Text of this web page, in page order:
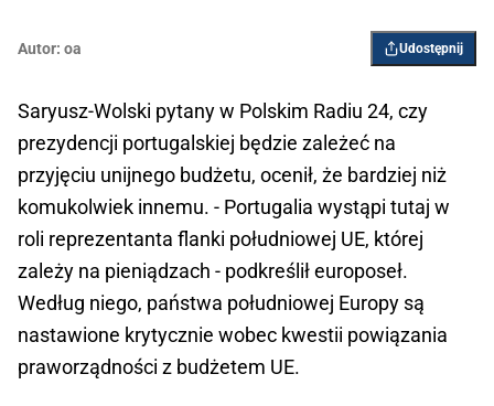
Autor: oa Udostępnij
Saryusz-Wolski pytany w Polskim Radiu 24, czy
prezydencji portugalskiej będzie zależeć na
przyjęciu unijnego budżetu, ocenił, że bardziej niż
komukolwiek innemu. - Portugalia wystąpi tutaj w
roli reprezentanta flanki południowej UE, której
zależy na pieniądzach - podkreślił europoseł.
Według niego, państwa południowej Europy są
nastawione krytycznie wobec kwestii powiązania
praworządności z budżetem UE.